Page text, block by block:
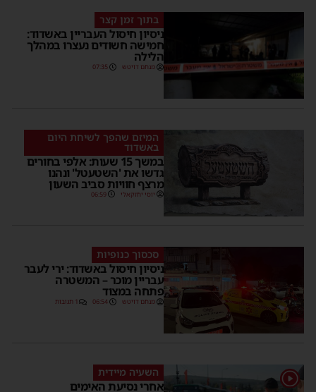
בתוך זמן קצר
ניסיון חיסול העבריין באשדוד:
חמישה חשודים נעצרו במהלך
הלילה
מנחם דויטש 07:35
המיזם שהפך לשיחת היום
באשדוד
במשך 15 שעות: אלפי בחורים
גדשו את 'השטעטל' ונהנו
מרצף חוויות סביב השעון
יוסי יחזקאלי 06:59
סכסוך כנופיות
ניסיון חיסול באשדוד: ירי לעבר
עבריין מוכר – המשטרה
פתחה במצוד
מנחם דויטש 06:54 1 תגובות
1 השעיה מיידית
אחרי נסיעת האימים